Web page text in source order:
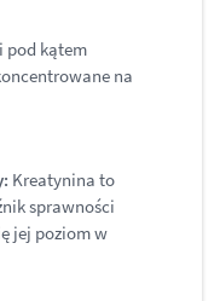
pod kątem
na
Kreatynina to
sprawności
jej poziom w